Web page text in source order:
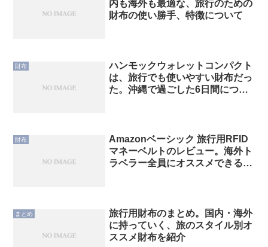
内も海外も最適な、旅行のための
財布の使い勝手、特徴について
財布
ハンモックウォレットコンパクト
は、旅行でも使いやすい財布だっ
た。沖縄で過ごした6日間につい
財布
Amazonベーシック 旅行用RFID
マネーベルトのレビュー。海外ト
ラベラー全員にオススメできる一
まとめ
旅行用財布のまとめ。国内・海外
に持っていく、旅のスタイル別オ
ススメ財布を紹介